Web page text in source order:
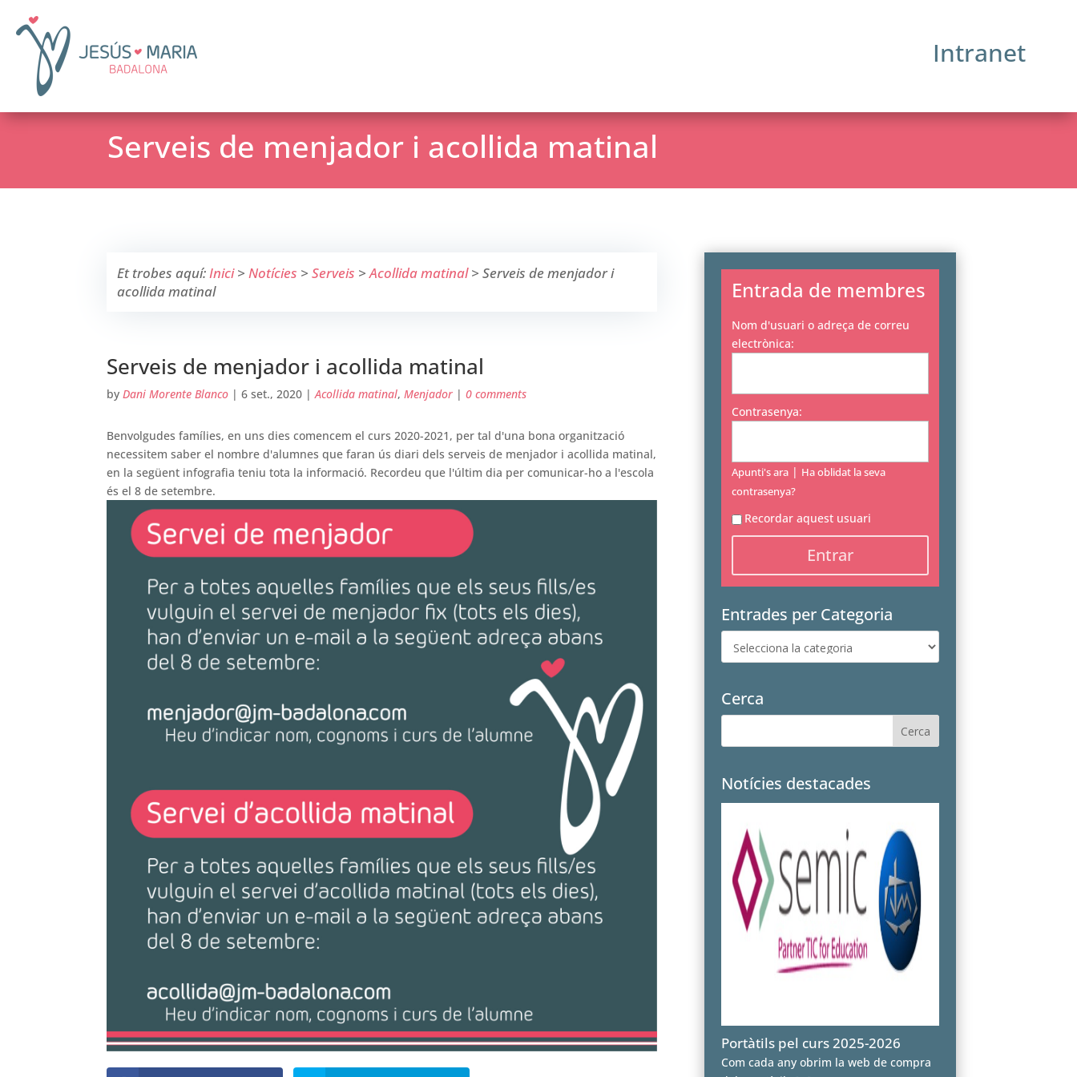
Intranet
Serveis de menjador i acollida matinal
Et trobes aquí:Inici>Notícies >Serveis >Acollida matinal>Serveis de menjador i
acollida matinal
Serveis de menjador i acollida matinal
by Dani Morente Blanco| 6 set., 2020| Acollida matinal, Menjador| 0 comments
Benvolgudes famílies, en uns dies comencem el curs 2020-2021, per tal d'una bona organització
necessitem saber el nombre d'alumnes que faran ús diari dels serveis de menjador i acollida matinal,
en la següent infografia teniu tota la informació. Recordeu que l'últim dia per comunicar-ho a l'escola
és el 8 de setembre.
Entrada de membres
Nom d'usuari o adreça de correu
electrònica:
Contrasenya:
Apunti's ara | Ha oblidat la seva
contrasenya?
Recordar aquest usuari
Entrades per Categoria
per
Cerca
Notícies destacades
Portàtils pel curs 2025-2026
Com cada any obrim la web de compra